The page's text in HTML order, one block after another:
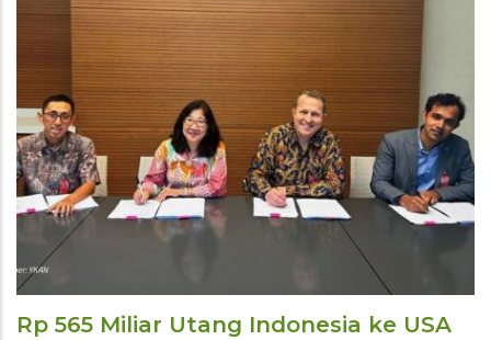
Rp 565 Miliar Utang Indonesia ke USA